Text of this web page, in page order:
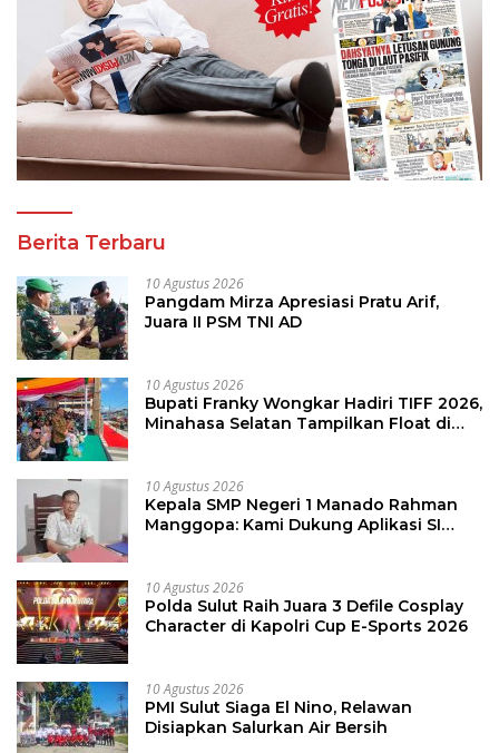
Berita Terbaru
10 Agustus 2026
Pangdam Mirza Apresiasi Pratu Arif,
Juara II PSM TNI AD
10 Agustus 2026
Bupati Franky Wongkar Hadiri TIFF 2026,
Minahasa Selatan Tampilkan Float di
10 Agustus 2026
Kepala SMP Negeri 1 Manado Rahman
Manggopa: Kami Dukung Aplikasi SI
10 Agustus 2026
Polda Sulut Raih Juara 3 Defile Cosplay
Character di Kapolri Cup E-Sports 2026
10 Agustus 2026
PMI Sulut Siaga El Nino, Relawan
Disiapkan Salurkan Air Bersih